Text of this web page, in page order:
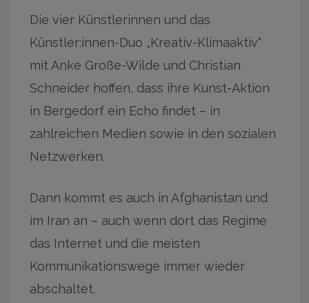
Die vier Künstlerinnen und das
Künstler:innen-Duo „Kreativ-Klimaaktiv“
mit Anke Große-Wilde und Christian
Schneider hoffen, dass ihre Kunst-Aktion
in Bergedorf ein Echo findet – in
zahlreichen Medien sowie in den sozialen
Netzwerken.
Dann kommt es auch in Afghanistan und
im Iran an – auch wenn dort das Regime
das Internet und die meisten
Kommunikationswege immer wieder
abschaltet.